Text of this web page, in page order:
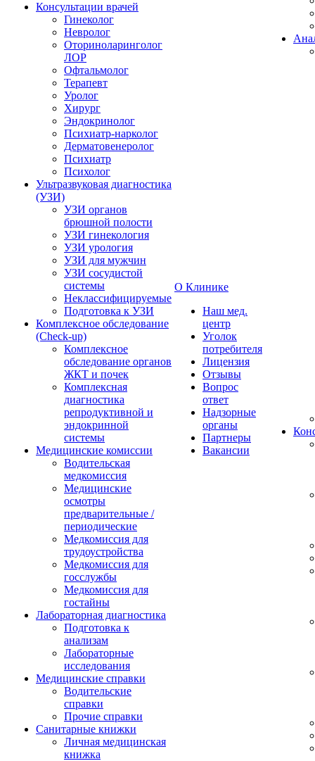
Консультации врачей
Гинеколог
Невролог
Оториноларинголог
ЛОР
Офтальмолог
Терапевт
Уролог
Хирург
Эндокринолог
Психиатр-нарколог
Дерматовенеролог
Психиатр
Психолог
Ультразвуковая диагностика
(УЗИ)
УЗИ органов
брюшной полости
УЗИ гинекология
УЗИ урология
УЗИ для мужчин
УЗИ сосудистой
системы
Неклассифицируемые
Подготовка к УЗИ
Комплексное обследование
(Check-up)
Комплексное
обследование органов
ЖКТ и почек
Комплексная
диагностика
репродуктивной и
эндокринной
системы
Медицинские комиссии
Водительская
медкомиссия
Медицинские
осмотры
предварительные /
периодические
Медкомиссия для
трудоустройства
Медкомиссия для
госслужбы
Медкомиссия для
гостайны
Лабораторная диагностика
Подготовка к
анализам
Лабораторные
исследования
Медицинские справки
Водительские
справки
Прочие справки
Санитарные книжки
Личная медицинская
книжка
О Клинике
Наш мед.
центр
Уголок
потребителя
Лицензия
Отзывы
Вопрос
ответ
Надзорные
органы
Партнеры
Вакансии